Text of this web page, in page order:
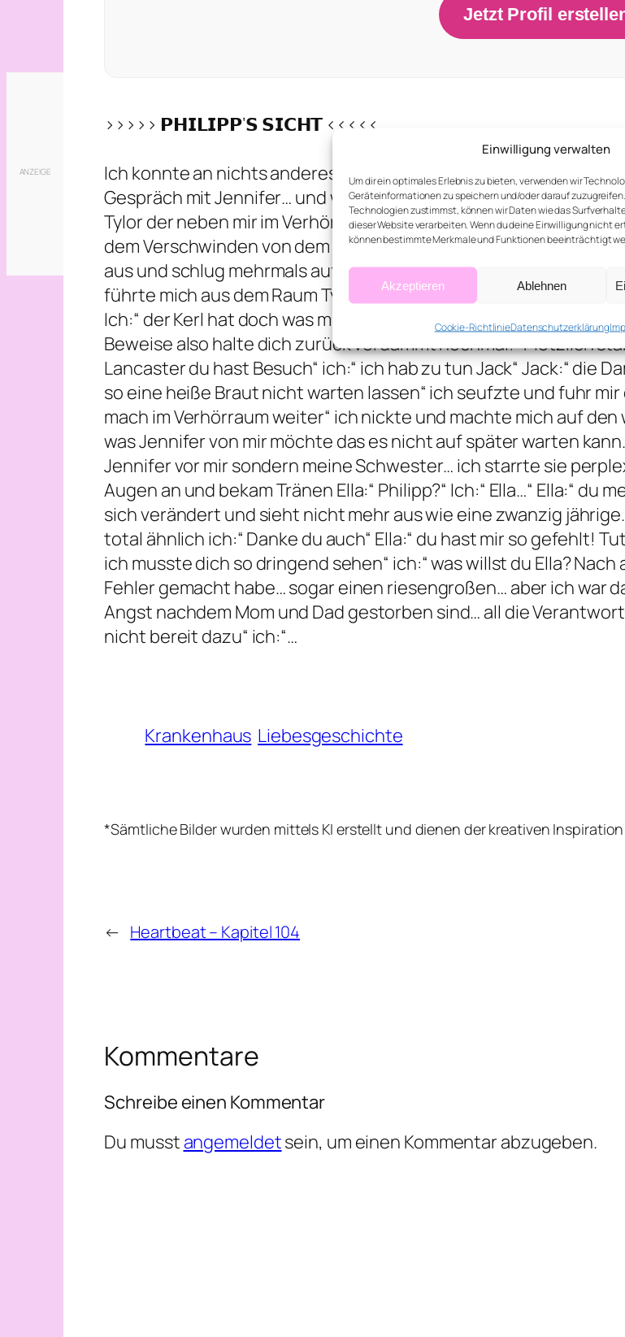
Einwilligung verwalten
Um dir ein optimales Erlebnis zu bieten, verwenden wir
Geräteinformationen zu speichern und/oder darauf
Technologien zustimmst, können wir Daten wie das
dieser Website verarbeiten. Wenn du deine Einwilligung nicht
können bestimmte Merkmale und Funktionen beeinträchtigt
Akzeptieren Ablehnen
Cookie-RichtlinieDatenschutzerklärung
Jetzt Profil
>>>>> 𝗣𝗛𝗜𝗟𝗜𝗣𝗣’𝗦 𝗦𝗜𝗖𝗛𝗧 <<<<<
Ich konnte an nichts anderes mehr denken als an Ella… sie geht
Gespräch mit Jennifer… und weil ich so unkonzentriert bin
Tylor der neben mir im Verhörraum saß und mich musterte… vor
dem Verschwinden von dem kleinen Mädchen zu tun hat doch
aus und schlug mehrmals auf den Tisch.. Irgendwann hielt es
führte mich aus dem Raum Tylor:“ ich weiß zwar nicht was mit
Ich:“ der Kerl hat doch was mit dem Verschwinden zu tun das
Beweise also halte dich zurück verdammt nochmal!“ Plötzlich
Lancaster du hast Besuch“ ich:“ ich hab zu tun Jack“ Jack:“ die
so eine heiße Braut nicht warten lassen“ ich seufzte und fuhr
mach im Verhörraum weiter“ ich nickte und machte mich auf
was Jennifer von mir möchte das es nicht auf später warten
Jennifer vor mir sondern meine Schwester… ich starrte sie
Augen an und bekam Tränen Ella:“ Philipp?“ Ich:“ Ella…“ Ella:“ du
sich verändert und sieht nicht mehr aus wie eine zwanzig
total ähnlich ich:“ Danke du auch“ Ella:“ du hast mir so gefehlt!
ich musste dich so dringend sehen“ ich:“ was willst du Ella? Nach
Fehler gemacht habe… sogar einen riesengroßen… aber ich war
Angst nachdem Mom und Dad gestorben sind… all die
nicht bereit dazu“ ich:“…
Krankenhaus Liebesgeschichte
*Sämtliche Bilder wurden mittels KI erstellt und dienen der kreativen
← Heartbeat – Kapitel 104
Kommentare
Schreibe einen Kommentar
Du musst angemeldetsein, um einen Kommentar abzugeben.